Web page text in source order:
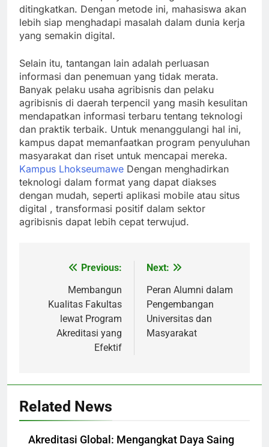
ditingkatkan. Dengan metode ini, mahasiswa akan
lebih siap menghadapi masalah dalam dunia kerja
yang semakin digital.
Selain itu, tantangan lain adalah perluasan
informasi dan penemuan yang tidak merata.
Banyak pelaku usaha agribisnis dan pelaku
agribisnis di daerah terpencil yang masih kesulitan
mendapatkan informasi terbaru tentang teknologi
dan praktik terbaik. Untuk menanggulangi hal ini,
kampus dapat memanfaatkan program penyuluhan
masyarakat dan riset untuk mencapai mereka.
Kampus Lhokseumawe Dengan menghadirkan
teknologi dalam format yang dapat diakses
dengan mudah, seperti aplikasi mobile atau situs
digital , transformasi positif dalam sektor
agribisnis dapat lebih cepat terwujud.
navigation
Previous:
Membangun
Kualitas Fakultas
lewat Program
Akreditasi yang
Efektif
Next:
Peran Alumni dalam
Pengembangan
Universitas dan
Masyarakat
Related News
Akreditasi Global: Mengangkat Daya Saing